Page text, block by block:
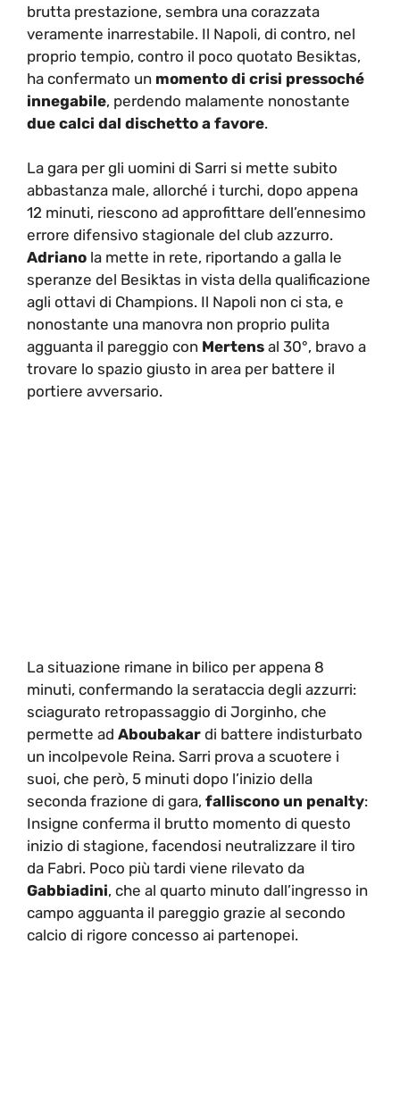
brutta prestazione, sembra una corazzata
veramente inarrestabile. Il Napoli, di contro, nel
proprio tempio, contro il poco quotato Besiktas,
ha confermato un momento di crisi pressoché
innegabile, perdendo malamente nonostante
due calci dal dischetto a favore.
La gara per gli uomini di Sarri si mette subito
abbastanza male, allorché i turchi, dopo appena
12 minuti, riescono ad approfittare dell’ennesimo
errore difensivo stagionale del club azzurro.
Adriano la mette in rete, riportando a galla le
speranze del Besiktas in vista della qualificazione
agli ottavi di Champions. Il Napoli non ci sta, e
nonostante una manovra non proprio pulita
agguanta il pareggio con Mertens al 30°, bravo a
trovare lo spazio giusto in area per battere il
portiere avversario.
La situazione rimane in bilico per appena 8
minuti, confermando la serataccia degli azzurri:
sciagurato retropassaggio di Jorginho, che
permette ad Aboubakar di battere indisturbato
un incolpevole Reina. Sarri prova a scuotere i
suoi, che però, 5 minuti dopo l’inizio della
seconda frazione di gara, falliscono un penalty:
Insigne conferma il brutto momento di questo
inizio di stagione, facendosi neutralizzare il tiro
da Fabri. Poco più tardi viene rilevato da
Gabbiadini, che al quarto minuto dall’ingresso in
campo agguanta il pareggio grazie al secondo
calcio di rigore concesso ai partenopei.